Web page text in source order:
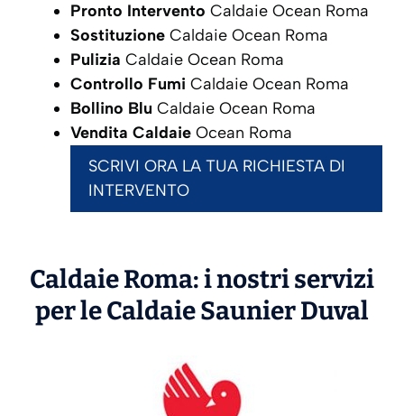
Pronto Intervento Caldaie Ocean Roma
Sostituzione Caldaie Ocean Roma
Pulizia Caldaie Ocean Roma
Controllo Fumi Caldaie Ocean Roma
Bollino Blu Caldaie Ocean Roma
Vendita Caldaie Ocean Roma
SCRIVI ORA LA TUA RICHIESTA DI
INTERVENTO
Caldaie Roma: i nostri servizi
per le CaldaieSaunier Duval